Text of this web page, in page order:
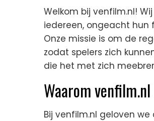
Welkom bij venfilm.nl!
iedereen, ongeacht hun
Onze missie is om de
zodat spelers zich
die het met zich
Waarom
Bij venfilm.nl geloven